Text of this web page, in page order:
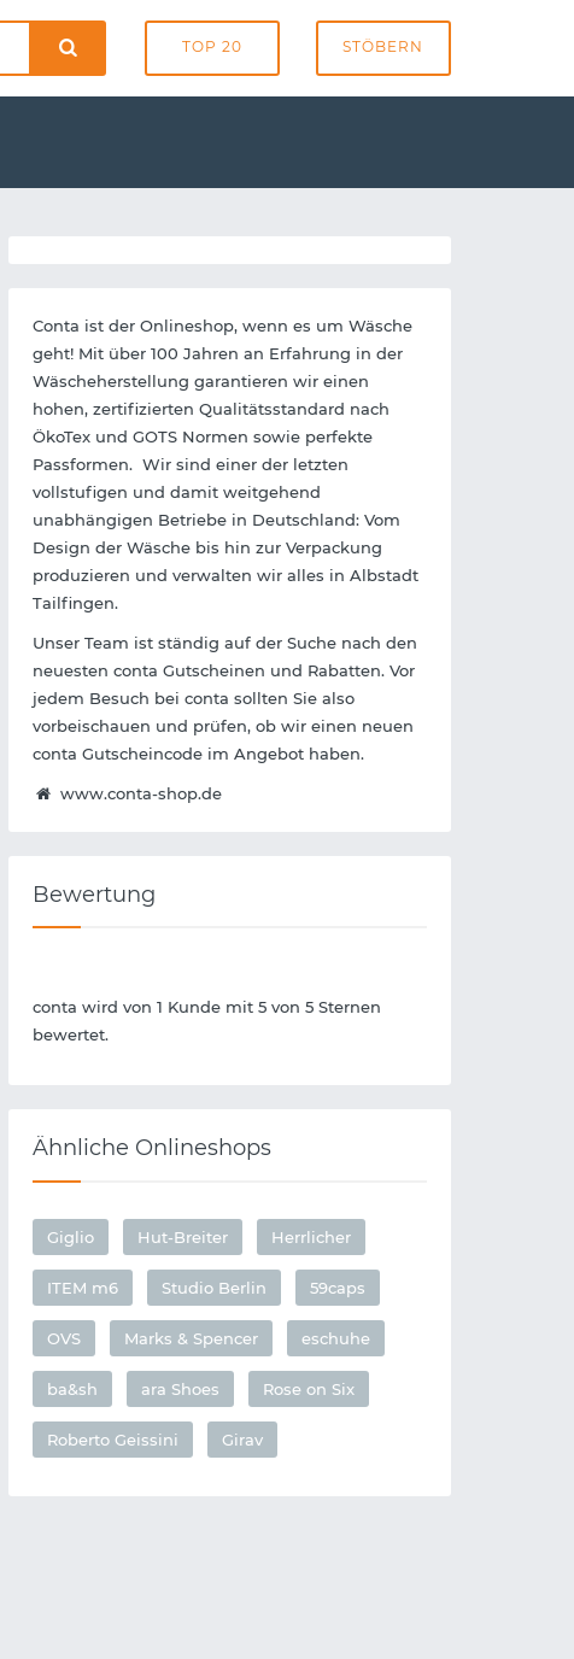
TOP 20 STÖBERN
Conta ist der Onlineshop, wenn es um Wäsche
geht! Mit über 100 Jahren an Erfahrung in der
Wäscheherstellung garantieren wir einen
hohen, zertifizierten Qualitätsstandard nach
ÖkoTex und GOTS Normen sowie perfekte
Passformen. Wir sind einer der letzten
vollstufigen und damit weitgehend
unabhängigen Betriebe in Deutschland: Vom
Design der Wäsche bis hin zur Verpackung
produzieren und verwalten wir alles in Albstadt
Tailfingen.
Unser Team ist ständig auf der Suche nach den
neuesten conta Gutscheinen und Rabatten. Vor
jedem Besuch bei conta sollten Sie also
vorbeischauen und prüfen, ob wir einen neuen
conta Gutscheincode im Angebot haben.
www.conta-shop.de
Bewertung
conta wird von 1 Kunde mit 5 von 5 Sternen
bewertet.
Ähnliche Onlineshops
Giglio Hut-Breiter Herrlicher
ITEM m6 Studio Berlin 59caps
OVS Marks & Spencer eschuhe
ba&sh ara Shoes Rose on Six
Roberto Geissini Girav